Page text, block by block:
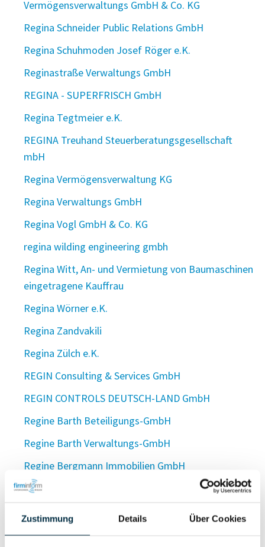
Zustimmung Details Über Cookies
Vermögensverwaltungs GmbH & Co. KG
Regina Schneider Public Relations GmbH
Regina Schuhmoden Josef Röger e.K.
Reginastraße Verwaltungs GmbH
REGINA - SUPERFRISCH GmbH
Regina Tegtmeier e.K.
REGINA Treuhand Steuerberatungsgesellschaft
mbH
Regina Vermögensverwaltung KG
Regina Verwaltungs GmbH
Regina Vogl GmbH & Co. KG
regina wilding engineering gmbh
Regina Witt, An- und Vermietung von Baumaschinen
eingetragene Kauffrau
Regina Wörner e.K.
Regina Zandvakili
Regina Zülch e.K.
REGIN Consulting & Services GmbH
REGIN CONTROLS DEUTSCH-LAND GmbH
Regine Barth Beteiligungs-GmbH
Regine Barth Verwaltungs-GmbH
Regine Bergmann Immobilien GmbH
regineering GmbH
Regine Götz Lebensmitteleinzelhandel e. K.
Regine Harr UG (haftungsbeschränkt)